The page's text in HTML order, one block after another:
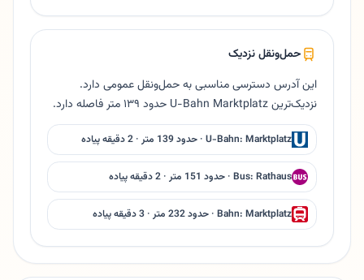
حمل‌ونقل نزدیک
این آدرس دسترسی مناسبی به حمل‌ونقل عمومی دارد.
نزدیک‌ترین U-Bahn Marktplatz حدود ۱۳۹ متر فاصله دارد.
U-Bahn: Marktplatz · حدود 139 متر · 2 دقیقه پیاده
Bus: Rathaus · حدود 151 متر · 2 دقیقه پیاده
Bahn: Marktplatz · حدود 232 متر · 3 دقیقه پیاده